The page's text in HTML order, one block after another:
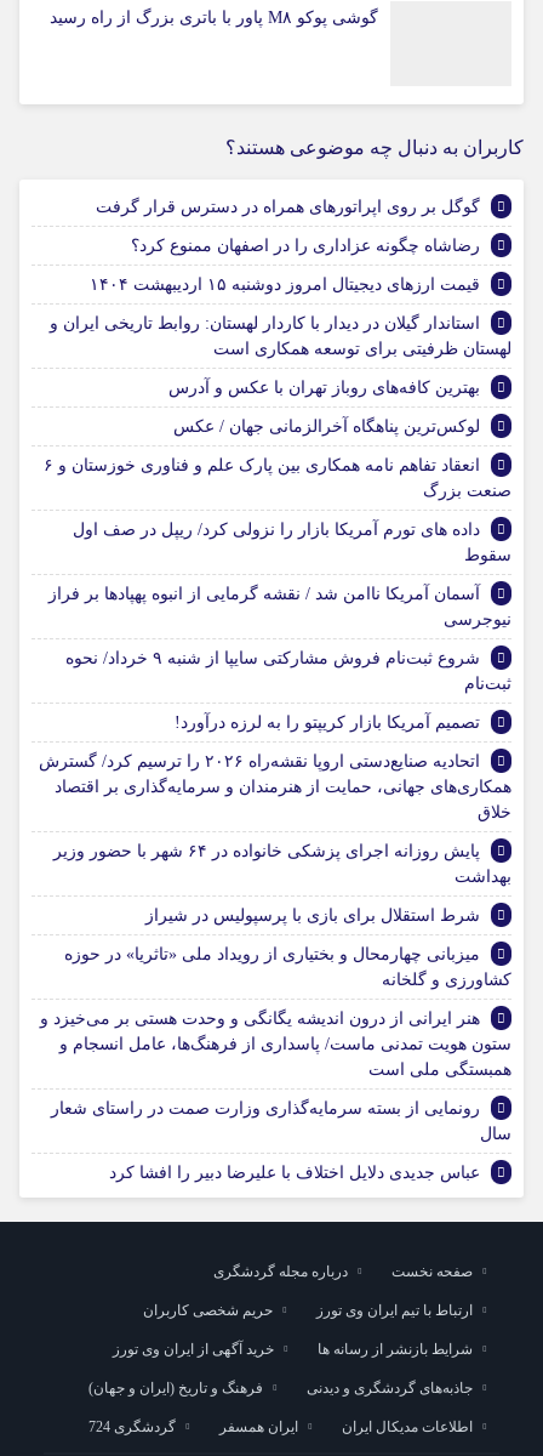
گوشی پوکو M۸ پاور با باتری بزرگ از راه رسید
کاربران به دنبال چه موضوعی هستند؟
گوگل بر روی اپراتورهای همراه در دسترس قرار گرفت
رضاشاه چگونه عزاداری را در اصفهان ممنوع کرد؟
قیمت ارز‌های دیجیتال امروز دوشنبه ۱۵ اردیبهشت ۱۴۰۴
استاندار گیلان در دیدار با کاردار لهستان: روابط تاریخی ایران و
لهستان ظرفیتی برای توسعه همکاری‌ است
بهترین کافه‌های روباز تهران با عکس و آدرس
لوکس‌ترین پناهگاه آخرالزمانی جهان / عکس
انعقاد تفاهم نامه همکاری بین پارک علم و فناوری خوزستان و ۶
صنعت بزرگ
داده های تورم آمریکا بازار را نزولی کرد/ ریپل در صف اول
سقوط
آسمان آمریکا ناامن شد / نقشه گرمایی از انبوه پهپادها بر فراز
نیوجرسی
شروع ثبت‌نام فروش مشارکتی سایپا از شنبه ۹ خرداد/ نحوه
ثبت‌نام
تصمیم آمریکا بازار کریپتو را به لرزه درآورد!
اتحادیه صنایع‌دستی اروپا نقشه‌راه ۲۰۲۶ را ترسیم کرد/ گسترش
همکاری‌های جهانی، حمایت از هنرمندان و سرمایه‌گذاری بر اقتصاد
خلاق
پایش روزانه اجرای پزشکی خانواده در ۶۴ شهر با حضور وزیر
بهداشت
شرط استقلال برای بازی با پرسپولیس در شیراز
میزبانی چهارمحال و بختیاری از رویداد ملی «تاثریا» در حوزه
کشاورزی و گلخانه
هنر ایرانی از درون اندیشه یگانگی و وحدت هستی بر می‌خیزد و
ستون هویت تمدنی ماست/ پاسداری از فرهنگ‌ها، عامل انسجام و
همبستگی ملی است
رونمایی از بسته سرمایه‌گذاری وزارت صمت در راستای شعار
سال
عباس جدیدی دلایل اختلاف با علیرضا دبیر را افشا کرد
صفحه نخست درباره مجله گردشگری
ارتباط با تیم ایران وی تورز حریم شخصی کاربران
شرایط بازنشر از رسانه ها خرید آگهی از ایران وی تورز
جاذبه‌های گردشگری و دیدنی فرهنگ و تاریخ (ایران و جهان)
اطلاعات مدیکال ایران ایران همسفر گردشگری 724